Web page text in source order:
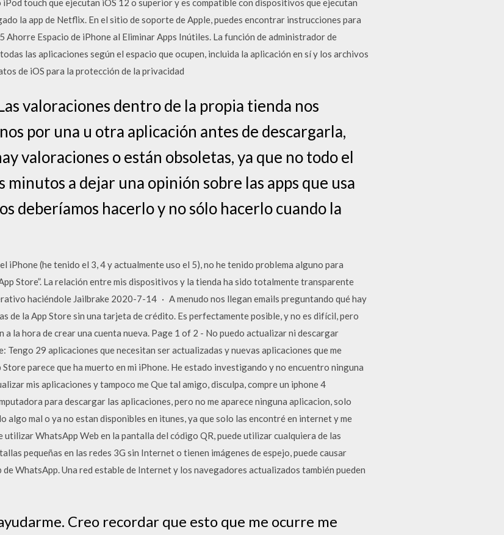
la app de Netflix. En el sitio de soporte de Apple, puedes encontrar instrucciones para
Ahorre Espacio de iPhone al Eliminar Apps Inútiles. La función de administrador de
las aplicaciones según el espacio que ocupen, incluida la aplicación en sí y los archivos
de iOS para la protección de la privacidad
valoraciones dentro de la propia tienda nos
por una u otra aplicación antes de descargarla,
valoraciones o están obsoletas, ya que no todo el
minutos a dejar una opinión sobre las apps que usa
deberíamos hacerlo y no sólo hacerlo cuando la
iPhone (he tenido el 3, 4 y actualmente uso el 5), no he tenido problema alguno para
Store”. La relación entre mis dispositivos y la tienda ha sido totalmente transparente
haciéndole Jailbrake 2020-7-14 · A menudo nos llegan emails preguntando qué hay
de la App Store sin una tarjeta de crédito. Es perfectamente posible, y no es difícil, pero
a la hora de crear una cuenta nueva. Page 1 of 2 - No puedo actualizar ni descargar
Tengo 29 aplicaciones que necesitan ser actualizadas y nuevas aplicaciones que me
parece que ha muerto en mi iPhone. He estado investigando y no encuentro ninguna
mis aplicaciones y tampoco me Que tal amigo, disculpa, compre un iphone 4
para descargar las aplicaciones, pero no me aparece ninguna aplicacion, solo
algo mal o ya no estan disponibles en itunes, ya que solo las encontré en internet y me
utilizar WhatsApp Web en la pantalla del código QR, puede utilizar cualquiera de las
pequeñas en las redes 3G sin Internet o tienen imágenes de espejo, puede causar
WhatsApp. Una red estable de Internet y los navegadores actualizados también pueden
Creo recordar que esto que me ocurre me